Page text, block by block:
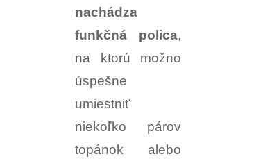
nachádza
funkčná polica,
na ktorú možno
úspešne
umiestniť
niekoľko párov
topánok alebo